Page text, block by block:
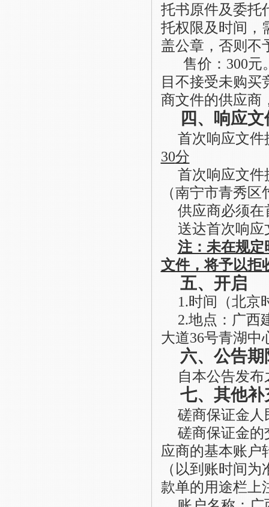
托书原件及委托
托权限及时间，
盖公章，否则不
售价： 300元
目不接受未购
商文件的供应商
四、响应
首次响应文件
30分
首次响应文件
（南宁市青秀区
供应商必须在
送达首次响应
注：未在规定
文件，将予以拒
五、开启
1.时间 （北京
2.地点： 广西
大道36号青湖中
六、公告期
自本公告发布
七、其他补
磋商保证金人
磋商保证金的
应商的基本账户
（以到账时间
款单的用途栏上